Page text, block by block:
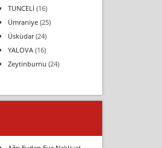
TUNCELİ (16)
Ümraniye(25)
Üsküdar(24)
YALOVA(16)
Zeytinburnu (24)